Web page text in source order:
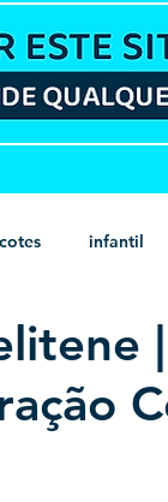
infantil
minimalista
|